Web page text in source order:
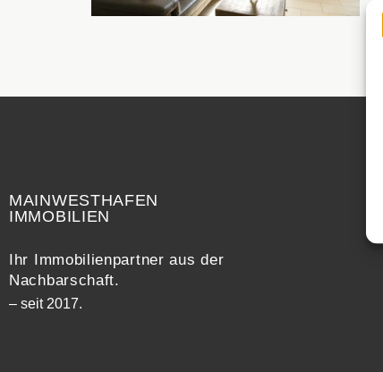
MAINWESTHAFEN
IMMOBILIEN
Ihr Immobilienpartner aus der
Nachbarschaft.
– seit 2017.